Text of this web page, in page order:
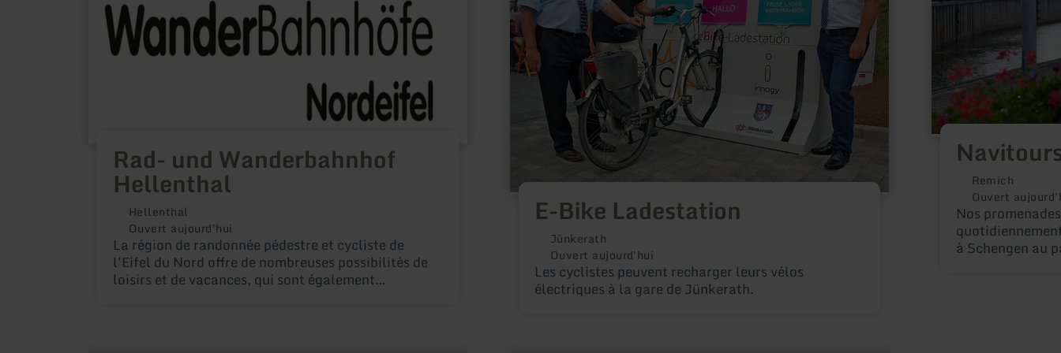
Rad- und Wanderbahnhof
Hellenthal
Hellenthal
Ouvert aujourd'hui
La région de randonnée pédestre et cycliste de
l'Eifel du Nord offre de nombreuses possibilités de
loisirs et de vacances, qui sont également
E-Bike Ladestation
Jünkerath
Ouvert aujourd'hui
Les cyclistes peuvent recharger leurs vélos
électriques à la gare de Jünkerath.
Remich
Ouvert
Nos
à Schengen au